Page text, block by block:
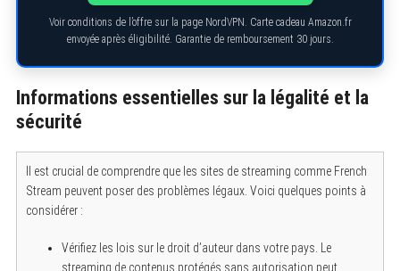
Voir conditions de l’offre sur la page NordVPN. Carte cadeau Amazon.fr
envoyée après éligibilité. Garantie de remboursement 30 jours.
Informations essentielles sur la légalité et la
sécurité
Il est crucial de comprendre que les sites de streaming comme French
Stream peuvent poser des problèmes légaux. Voici quelques points à
considérer :
Vérifiez les lois sur le droit d’auteur dans votre pays. Le
streaming de contenus protégés sans autorisation peut
a
r